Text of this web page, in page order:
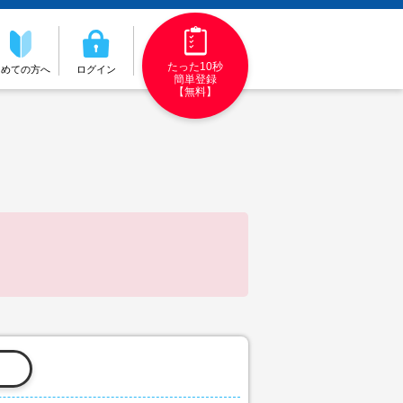
ての方へ ログイン
たった10秒
簡単登録
【無料】